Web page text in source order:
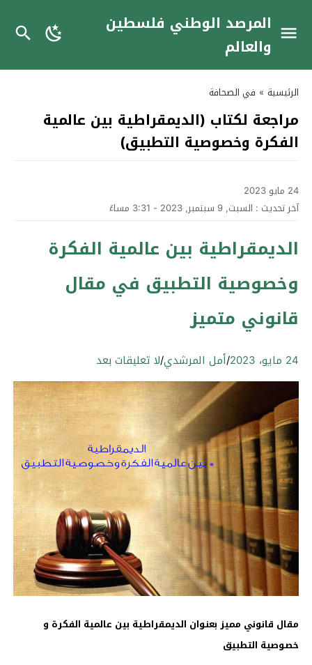
المرصد الوطني فلسطين
والعالم
الرئيسية » في الصحافة
مراجعة لكتاب (الديمقراطية بين عالمية
الفكرة وخصوصية التطبيق)
24 مايو 2023
آخر تحديث : السبت, 9 سبتمبر, 2023 - 3:31 مساءً
الديمقراطية بين عالمية الفكرة
وخصوصية التطبيق في مقال
قانوني متميز
24 مايو، 2023 /أمل المرشدي/لا تعليقات بعد
مقال قانوني مميز بعنوان الديمقراطية بين عالمية الفكرة و
خصوصية التطبيق